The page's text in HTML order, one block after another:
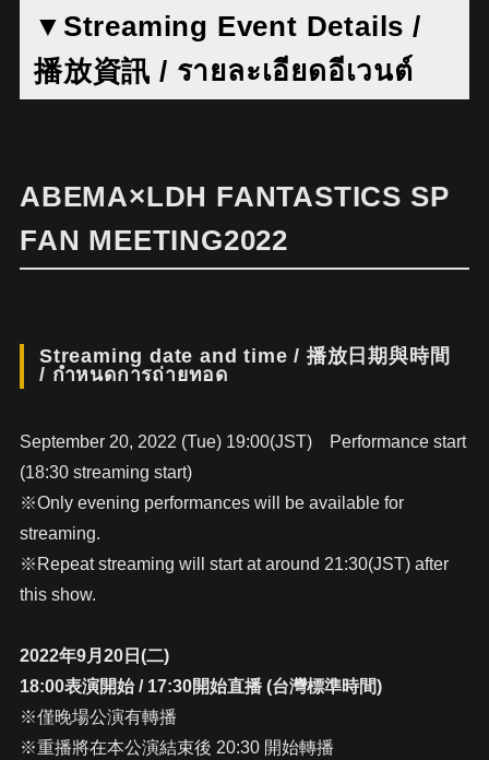
▼Streaming Event Details /
播放資訊 / รายละเอียดอีเวนต์
ABEMA×LDH FANTASTICS SP
FAN MEETING2022
Streaming date and time / 播放日期與時間
/ กำหนดการถ่ายทอด
September 20, 2022 (Tue) 19:00(JST) Performance start
(18:30 streaming start)
※Only evening performances will be available for
streaming.
※Repeat streaming will start at around 21:30(JST) after
this show.
2022年9月20日(二)
18:00表演開始 / 17:30開始直播 (台灣標準時間)
※僅晚場公演有轉播
※重播將在本公演結束後 20:30 開始轉播